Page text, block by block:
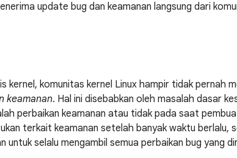
update bug dan keamanan langsung dari
kernel, komunitas kernel Linux hampir tidak pernah
keamanan. Hal ini disebabkan oleh masalah dasar
perbaikan keamanan atau tidak pada saat
terkait keamanan setelah banyak waktu berlalu,
untuk selalu mengambil semua perbaikan bug yang